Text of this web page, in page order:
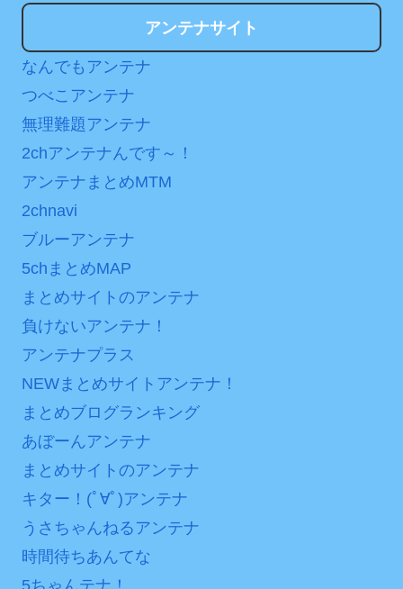
アンテナサイト
なんでもアンテナ
つべこアンテナ
無理難題アンテナ
2chアンテナんです～！
アンテナまとめMTM
2chnavi
ブルーアンテナ
5chまとめMAP
まとめサイトのアンテナ
負けないアンテナ！
アンテナプラス
NEWまとめサイトアンテナ！
まとめブログランキング
あぼーんアンテナ
まとめサイトのアンテナ
キター！(ﾟ∀ﾟ)アンテナ
うさちゃんねるアンテナ
時間待ちあんてな